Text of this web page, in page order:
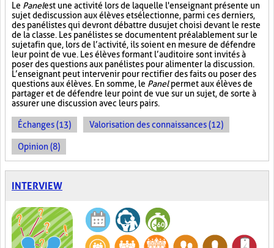
Le Panelest une activité lors de laquelle l'enseignant présente un
sujet de discussion aux élèves et sélectionne, parmi ces derniers,
des panélistes qui devront débattre du sujet choisi devant le reste
de la classe. Les panélistes se documentent préalablement sur le
sujet afin que, lors de l’activité, ils soient en mesure de défendre
leur point de vue. Les élèves formant l’auditoire sont invités à
poser des questions aux panélistes pour alimenter la discussion.
L’enseignant peut intervenir pour rectifier des faits ou poser des
questions aux élèves. En somme, le Panelpermet aux élèves de
partager et de défendre leur point de vue sur un sujet, de sorte à
assurer une discussion avec leurs pairs.
Échanges (13) Valorisation des connaissances (12)
Opinion (8)
INTERVIEW